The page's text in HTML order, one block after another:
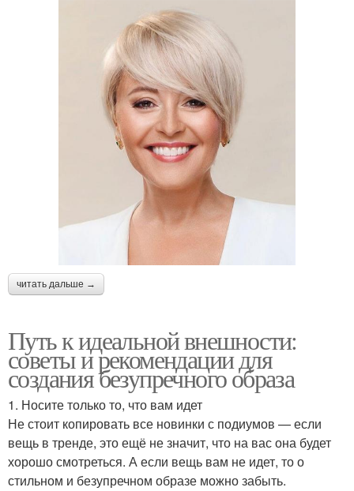
читать дальше →
Путь к идеальной внешности:
советы и рекомендации для
создания безупречного образа
1. Носите только то, что вам идет
Не стоит копировать все новинки с подиумов — если
вещь в тренде, это ещё не значит, что на вас она будет
хорошо смотреться. А если вещь вам не идет, то о
стильном и безупречном образе можно забыть.